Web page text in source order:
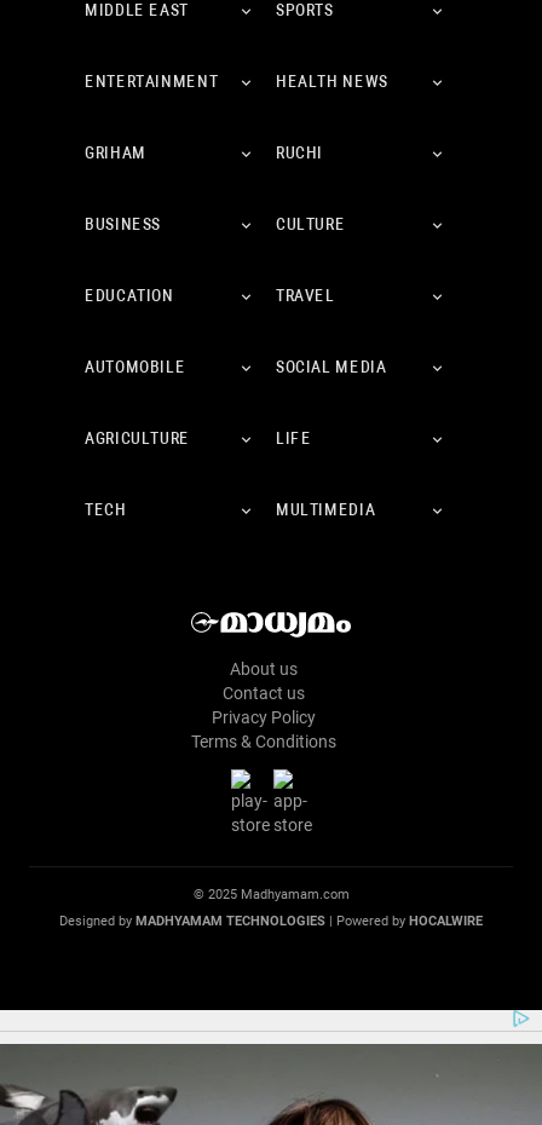
MIDDLE EAST SPORTS
ENTERTAINMENT HEALTH NEWS
GRIHAM RUCHI
BUSINESS CULTURE
EDUCATION TRAVEL
AUTOMOBILE SOCIAL MEDIA
AGRICULTURE LIFE
TECH MULTIMEDIA
About us
Contact us
Privacy Policy
Terms & Conditions
© 2025 Madhyamam.com
Designed by MADHYAMAM TECHNOLOGIES | Powered by HOCALWIRE